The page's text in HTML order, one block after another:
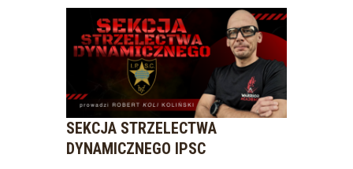
SEKCJA STRZELECTWA
DYNAMICZNEGO IPSC